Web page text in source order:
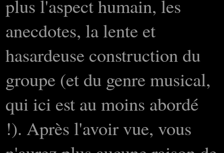
plus l'aspect humain, les
anecdotes, la lente et
hasardeuse construction du
groupe (et du genre musical,
qui ici est au moins abordé
!). Après l'avoir vue, vous